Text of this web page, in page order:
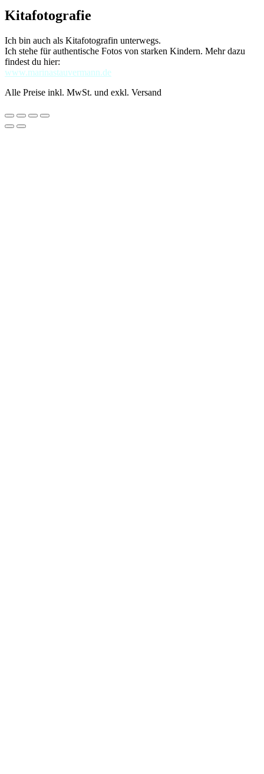
Kitafotografie
Ich bin auch als Kitafotografin unterwegs.
Ich stehe für authentische Fotos von starken Kindern. Mehr dazu
findest du hier:
www.marinastauvermann.de
Alle Preise inkl. MwSt. und exkl. Versand